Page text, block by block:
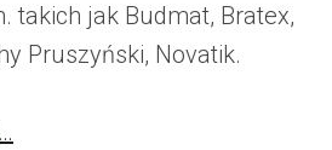
takich jak Budmat, Bratex,
Pruszyński, Novatik.